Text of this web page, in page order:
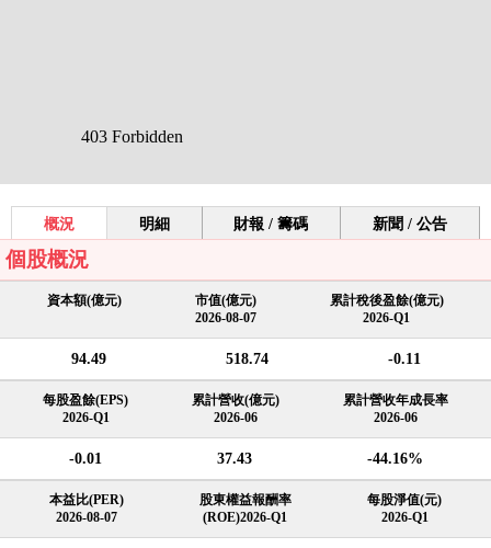
概況 明細 財報 / 籌碼 新聞 / 公告
個股概況
資本額(億元)
市值(億元)
2026-08-07
累計稅後盈餘(億元)
2026-Q1
94.49 518.74 -0.11
每股盈餘(EPS)
2026-Q1
累計營收(億元)
2026-06
累計營收年成長率
2026-06
-0.01 37.43 -44.16%
本益比(PER)
2026-08-07
股東權益報酬率
(ROE)2026-Q1
每股淨值(元)
2026-Q1